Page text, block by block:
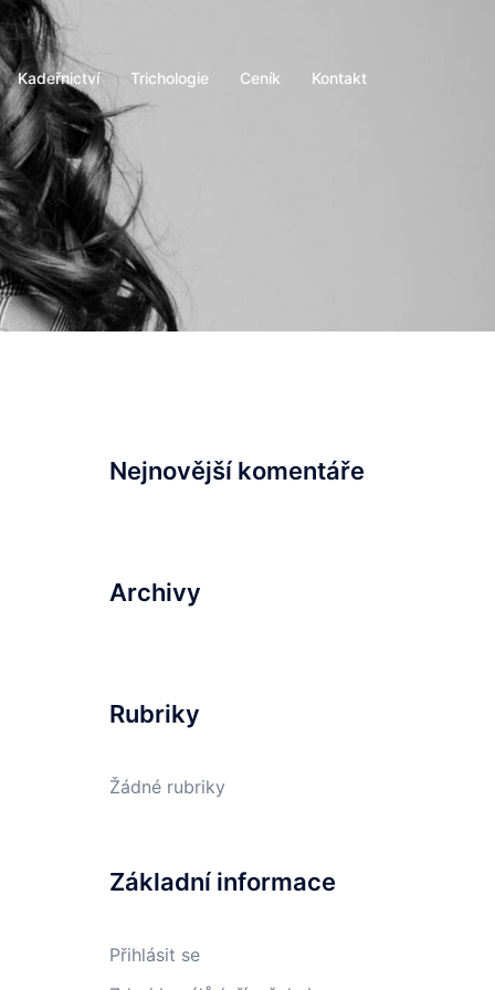
Kadeřnictví Trichologie Ceník Kontakt
Nejnovější komentáře
Archivy
Rubriky
Žádné rubriky
Základní informace
Přihlásit se